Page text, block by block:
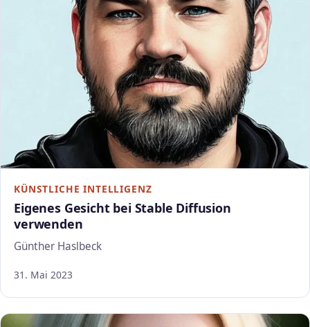
KÜNSTLICHE INTELLIGENZ
Eigenes Gesicht bei Stable Diffusion
verwenden
Günther Haslbeck
31. Mai 2023